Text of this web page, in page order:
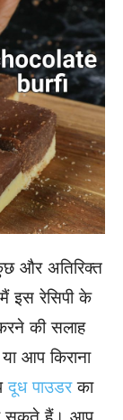
और अतिरिक्त
इस रेसिपी के
की सलाह
आप किराना
दूध पाउडरका